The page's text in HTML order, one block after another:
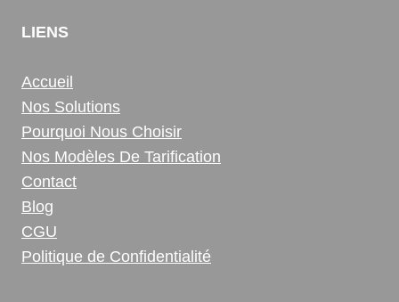
LIENS
Accueil
Nos Solutions
Pourquoi Nous Choisir
Nos Modèles De Tarification
Contact
Blog
CGU
Politique de Confidentialité